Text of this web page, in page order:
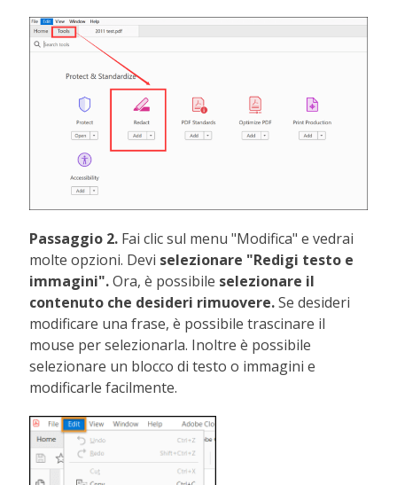
Passaggio 2. Fai clic sul menu "Modifica" e vedrai
molte opzioni. Devi selezionare "Redigi testo e
immagini".Ora, è possibile selezionare il
contenuto che desideri rimuovere.Se desideri
modificare una frase, è possibile trascinare il
mouse per selezionarla. Inoltre è possibile
selezionare un blocco di testo o immagini e
modificarle facilmente.